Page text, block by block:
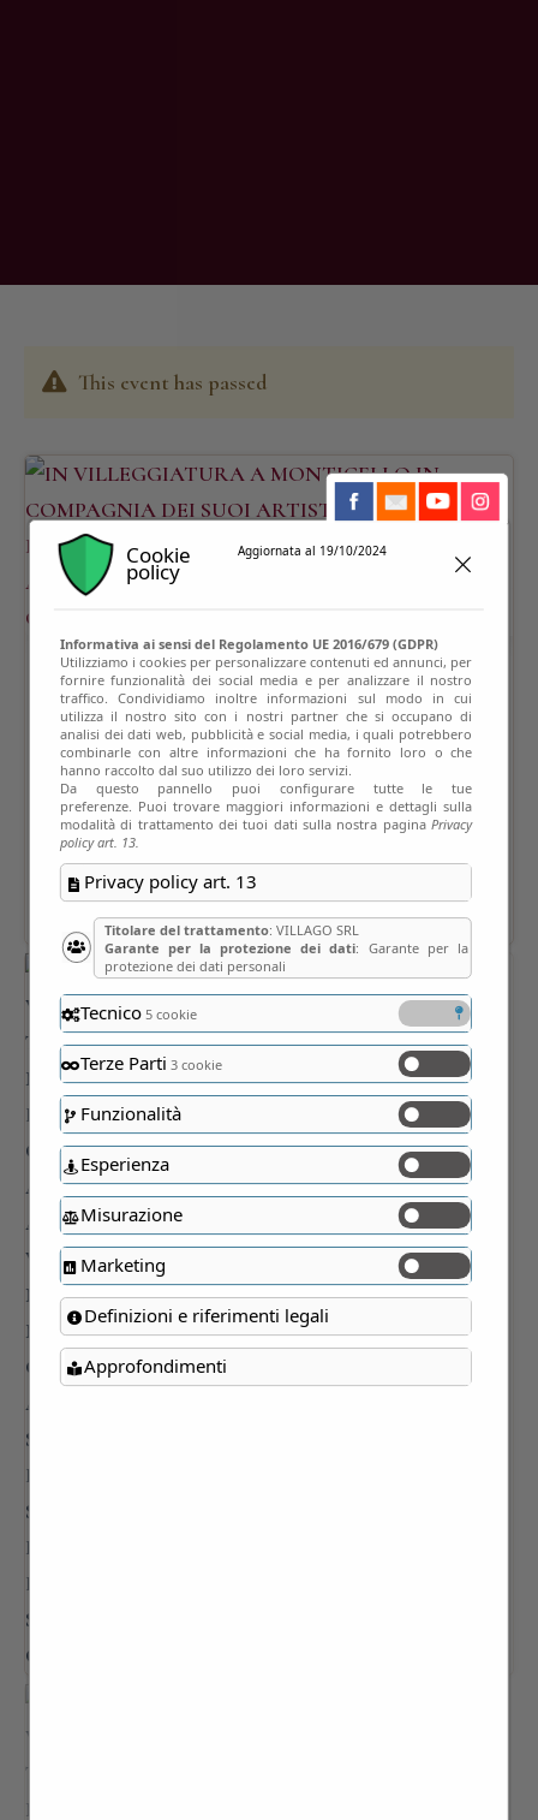
This event has passed
Cookie
policy
Aggiornata al 19/10/2024
Informativa ai sensi del Regolamento UE 2016/679 (GDPR)
Utilizziamo i cookies per personalizzare contenuti ed annunci, per
fornire funzionalità dei social media e per analizzare il nostro
traffico. Condividiamo inoltre informazioni sul modo in cui
utilizza il nostro sito con i nostri partner che si occupano di
analisi dei dati web, pubblicità e social media, i quali potrebbero
combinarle con altre informazioni che ha fornito loro o che
hanno raccolto dal suo utilizzo dei loro servizi.
Da questo pannello puoi configurare tutte le tue
preferenze. Puoi trovare maggiori informazioni e dettagli sulla
modalità di trattamento dei tuoi dati sulla nostra paginaPrivacy
policy art. 13.
Privacy policy art. 13
Titolare del trattamento: VILLAGO SRL
Garante per la protezione dei dati: Garante per la
protezione dei dati personali
Tecnico5 cookie
Terze Parti 3 cookie
Funzionalità
Esperienza
Misurazione
Marketing
Definizioni e riferimenti legali
Approfondimenti